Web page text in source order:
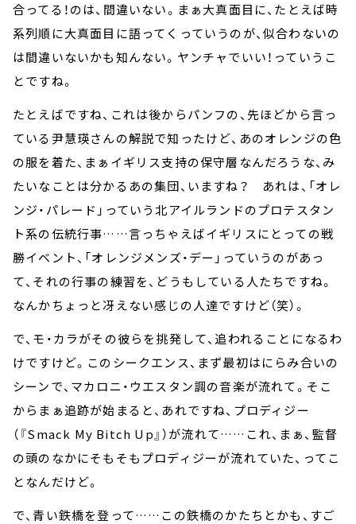
合ってる！のは、間違いない。まぁ大真面目に、たとえば時
系列順に大真面目に語ってくっていうのが、似合わないの
は間違いないかも知んない。ヤンチャでいい！っていうこ
とですね。
たとえばですね、これは後からパンフの、先ほどから言っ
ている尹慧瑛さんの解説で知ったけど、あのオレンジの色
の服を着た、まぁイギリス支持の保守層なんだろうな、み
たいなことは分かるあの集団、いますね？ あれは、「オレ
ンジ・パレード」っていう北アイルランドのプロテスタン
ト系の伝統行事……言っちゃえばイギリスにとっての戦
勝イベント、「オレンジメンズ・デー」っていうのがあっ
て、それの行事の練習を、どうもしている人たちですね。
なんかちょっと冴えない感じの人達ですけど（笑）。
で、モ・カラがその彼らを挑発して、追われることになるわ
けですけど。このシークエンス、まず最初はにらみ合いの
シーンで、マカロニ・ウエスタン調の音楽が流れて。そこ
からまぁ追跡が始まると、あれですね、プロディジー
（『Smack My Bitch Up』）が流れて……これ、まぁ、監督
の頭のなかにそもそもプロディジーが流れていた、ってこ
となんだけど。
で、青い鉄橋を登って……この鉄橋のかたちとかも、すご